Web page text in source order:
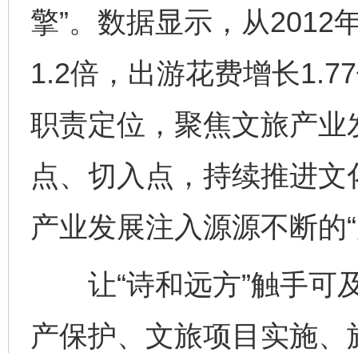
擎”。数据显示，从2012
1.2倍，出游花费增长
职责定位，聚焦文旅产
点、切入点，持续推进
产业发展注入源源不断的
让“诗和远方”触手可
产保护、文旅项目实施